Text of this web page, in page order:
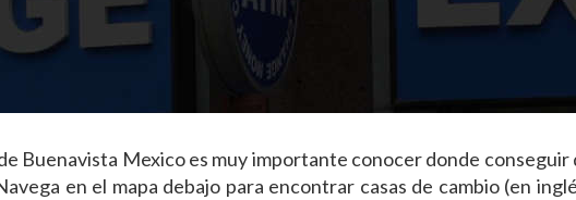
Buenavista Mexico es muy importante conocer donde
en el mapa debajo para encontrar casas de cambio (en